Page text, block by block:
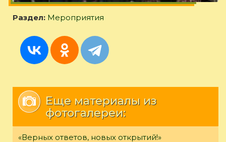
Раздел: Мероприятия
Еще материалы из
фотогалереи:
«Верных ответов, новых открытий!»